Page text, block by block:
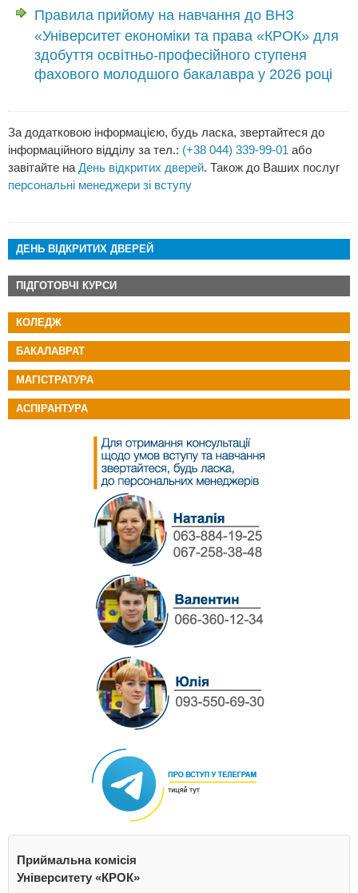
Правила прийому на навчання до ВНЗ
«Університет економіки та права «КРОК» для
здобуття освітньо-професійного ступеня
фахового молодшого бакалавра у 2026 році
За додатковою інформацією, будь ласка, звертайтеся до
інформаційного відділу за тел.: (+38 044) 339-99-01 або
завітайте на День відкритих дверей. Також до Ваших послуг
персональні менеджери зі вступу
ДЕНЬ ВІДКРИТИХ ДВЕРЕЙ
ПІДГОТОВЧІ КУРСИ
КОЛЕДЖ
БАКАЛАВРАТ
МАГІСТРАТУРА
АСПІРАНТУРА
Приймальна комісія
Університету «КРОК»